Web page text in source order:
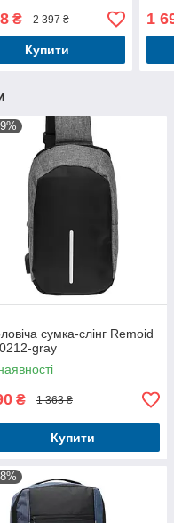
₴ 2 397 ₴
Купити
1
сумка-слінг Remoid
gray
₴ 1 363 ₴
Купити